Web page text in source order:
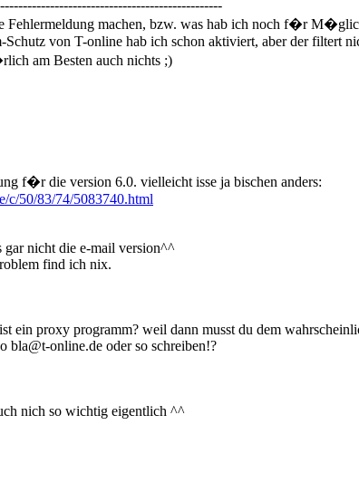
Fehlermeldung machen, bzw. was hab ich noch f�r
Schutz von T-online hab ich schon aktiviert, aber der filtert
am Besten auch nichts ;)
f�r die version 6.0. vielleicht isse ja bischen anders:
c/50/83/74/5083740.html
gar nicht die e-mail version^^
find ich nix.
ein proxy programm? weil dann musst du dem
bla@t-online.de oder so schreiben!?
nich so wichtig eigentlich ^^